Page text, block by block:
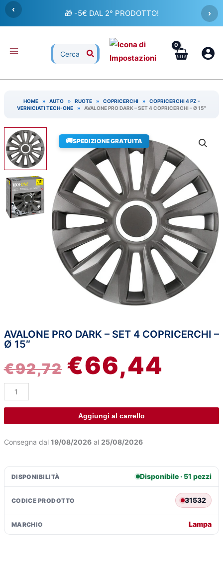
Vai
contenuto
‹ 🎁 -5€ DAL 2° PRODOTTO! ›
Ricerca
per:
HOME » AUTO » RUOTE » COPRICERCHI »
COPRICERCHI 4 PZ -
VERNICIATI TECH-ONE
» AVALONE PRO DARK – SET 4 COPRICERCHI – Ø 15″
🚚SPEDIZIONE GRATUITA
AVALONE PRO DARK – SET 4 COPRICERCHI –
Ø 15″
€92,72
IL
PREZZO
ERA:
€66,44
IL
È:
Avalone
Pro
-
copricerchi
Ø
15"
quantità
Aggiungi al carrello
Consegna dal 19/08/2026al 25/08/2026
DISPONIBILITÀ Disponibile · 51 pezzi
CODICE PRODOTTO 31532
MARCHIO Lampa